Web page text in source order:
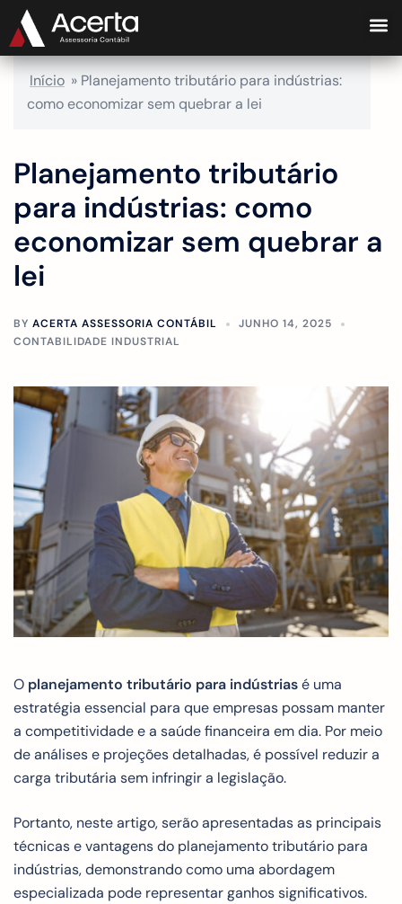
Início » Planejamento tributário para indústrias:
como economizar sem quebrar a lei
Planejamento tributário
para indústrias: como
economizar sem quebrar a
lei
BY ACERTA ASSESSORIA CONTÁBIL
JUNHO 14, 2025
CONTABILIDADE INDUSTRIAL
O planejamento tributário para indústriasé uma
estratégia essencial para que empresas possam manter
a competitividade e a saúde financeira em dia. Por meio
de análises e projeções detalhadas, é possível reduzir a
carga tributária sem infringir a legislação.
Portanto, neste artigo, serão apresentadas as principais
técnicas e vantagens do planejamento tributário para
indústrias, demonstrando como uma abordagem
especializada pode representar ganhos significativos.